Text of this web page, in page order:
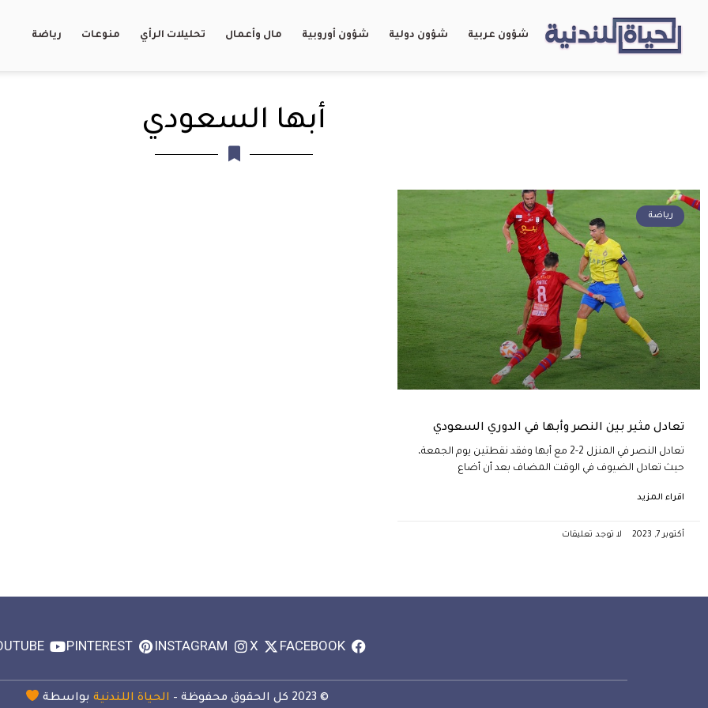
شؤون عربية شؤون دولية شؤون أوروبية مال وأعمال تحليلات الرأي منوعات رياضة
أبها السعودي
رياضة
تعادل مثير بين النصر وأبها في الدوري السعودي
تعادل النصر في المنزل 2-2 مع أبها وفقد نقطتين يوم الجمعة،
حيث تعادل الضيوف في الوقت المضاف بعد أن أضاع
اقراء المزيد
أكتوبر 7, 2023 لا توجد تعليقات
FACEBOOK
X
INSTAGRAM
PINTEREST
© 2023 كل الحقوق محفوظة – الحياة اللندنيةبواسطة